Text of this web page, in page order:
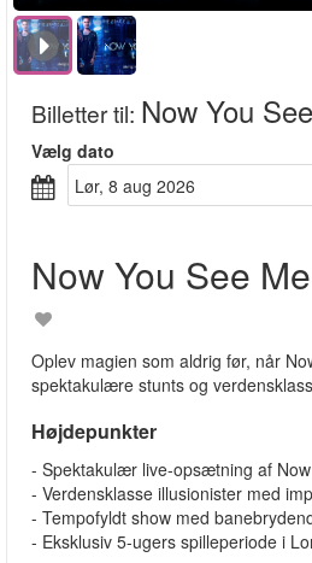
Billetter til: Now You
Vælg dato
lør, 8 aug 2026
Now You See
Oplev magien som aldrig før, når
spektakulære stunts og
Højdepunkter
- Spektakulær live-opsætning af
- Verdensklasse illusionister med
- Tempofyldt show med
- Eksklusiv 5-ugers spilleperiode i